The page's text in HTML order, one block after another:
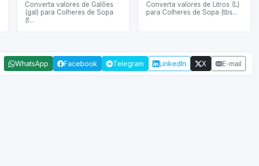
Converta valores de Galões
(gal) para Colheres de Sopa
(t...
Converta valores de Litros (L)
para Colheres de Sopa (tbs...
WhatsApp Facebook Telegram LinkedIn X E-mail